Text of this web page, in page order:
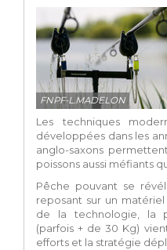
FNPF-L.MADELON
Les techniques
développées dans les
anglo-saxons
poissons aussi méfiants
Pêche pouvant se
reposant sur un
de la technologie, la
(parfois + de 30 Kg)
efforts et la stratégie